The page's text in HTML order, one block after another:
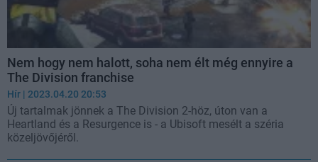
Nem hogy nem halott, soha nem élt még ennyire a
The Division franchise
Hír | 2023.04.20 20:53
Új tartalmak jönnek a The Division 2-höz, úton van a
Heartland és a Resurgence is - a Ubisoft mesélt a széria
közeljövőjéről.